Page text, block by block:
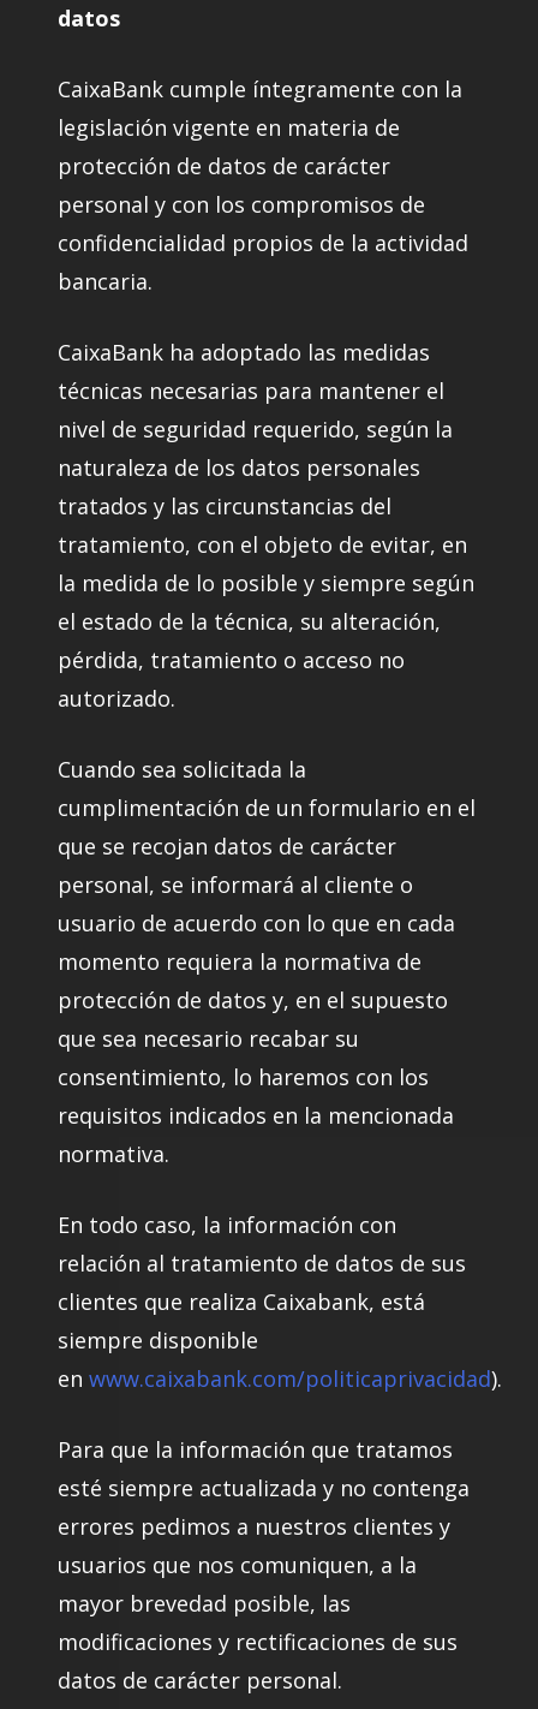
datos
CaixaBank cumple íntegramente con la
legislación vigente en materia de
protección de datos de carácter
personal y con los compromisos de
confidencialidad propios de la actividad
bancaria.
CaixaBank ha adoptado las medidas
técnicas necesarias para mantener el
nivel de seguridad requerido, según la
naturaleza de los datos personales
tratados y las circunstancias del
tratamiento, con el objeto de evitar, en
la medida de lo posible y siempre según
el estado de la técnica, su alteración,
pérdida, tratamiento o acceso no
autorizado.
Cuando sea solicitada la
cumplimentación de un formulario en el
que se recojan datos de carácter
personal, se informará al cliente o
usuario de acuerdo con lo que en cada
momento requiera la normativa de
protección de datos y, en el supuesto
que sea necesario recabar su
consentimiento, lo haremos con los
requisitos indicados en la mencionada
normativa.
En todo caso, la información con
relación al tratamiento de datos de sus
clientes que realiza Caixabank, está
siempre disponible
en www.caixabank.com/politicaprivacidad).
Para que la información que tratamos
esté siempre actualizada y no contenga
errores pedimos a nuestros clientes y
usuarios que nos comuniquen, a la
mayor brevedad posible, las
modificaciones y rectificaciones de sus
datos de carácter personal.